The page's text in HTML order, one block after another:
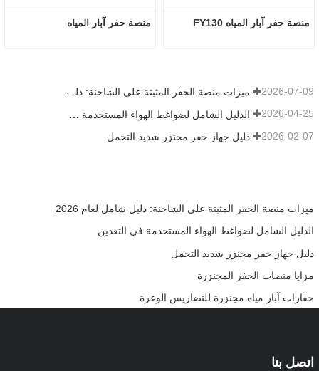
منصة حفر آبار المياه منصة حفر آبار المياه FY130
ميزات منصة الحفر المثبتة على الشاحنة: دليل شامل لعام 2026 2026-07-09
2026-04-25
دليل جهاز حفر مجنزر شديد التحمل 2026-02-07
ميزات منصة الحفر المثبتة على الشاحنة: دليل شامل لعام 2026
الدليل الشامل لضواغط الهواء المستخدمة في التعدين
دليل جهاز حفر مجنزر شديد التحمل
مزايا منصات الحفر المجنزرة
حفارات آبار مياه مجنزرة للتضاريس الوعرة
اتصل بنا